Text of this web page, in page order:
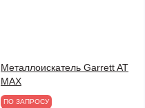
Металлоискатель Garrett AT
MAX
ПО ЗАПРОСУ